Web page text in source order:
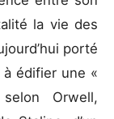
la vie des
porté
à édifier une «
Orwell,